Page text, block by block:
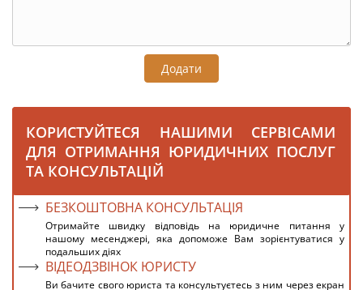
Додати
КОРИСТУЙТЕСЯ НАШИМИ СЕРВІСАМИ
ДЛЯ ОТРИМАННЯ ЮРИДИЧНИХ ПОСЛУГ
ТА КОНСУЛЬТАЦІЙ
БЕЗКОШТОВНА КОНСУЛЬТАЦІЯ
Отримайте швидку відповідь на юридичне питання у
нашому месенджері, яка допоможе Вам зорієнтуватися у
подальших діях
ВІДЕОДЗВІНОК ЮРИСТУ
Ви бачите свого юриста та консультуєтесь з ним через екран